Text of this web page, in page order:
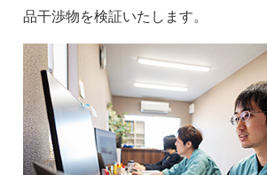
品干渉物を検証いたします。